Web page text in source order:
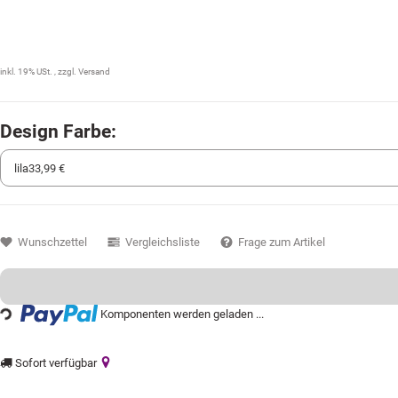
inkl. 19% USt. , zzgl. Versand
Design Farbe:
Komponenten werden geladen ...
Sofort verfügbar
Wunschzettel Vergleichsliste Frage zum Artikel